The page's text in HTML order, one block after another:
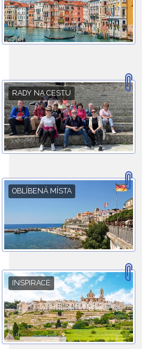
RADY NA CESTU
OBLÍBENÁ MÍSTA
INSPIRACE